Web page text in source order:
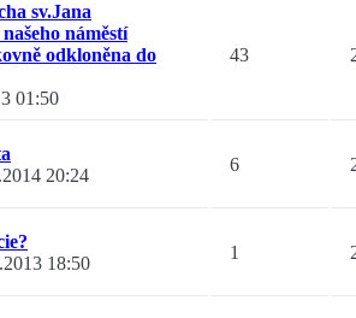
sv.Jana
náměstí
odkloněna do
01:50
43
20:24
6
18:50
1